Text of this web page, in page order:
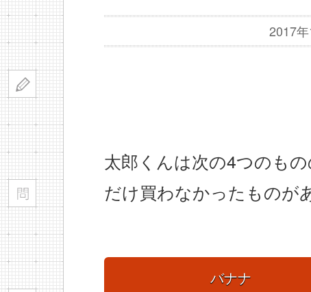
2017
太郎くんは次の4つのも
だけ買わなかったものが
バナナ